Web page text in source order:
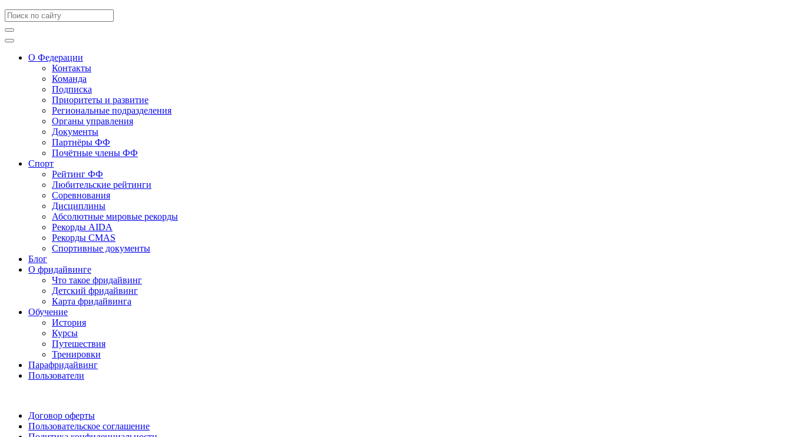
О Федерации
Контакты
Команда
Подписка
Приоритеты и развитие
Региональные подразделения
Органы управления
Документы
Партнёры ФФ
Почётные члены ФФ
Спорт
Рейтинг ФФ
Любительские рейтинги
Соревнования
Дисциплины
Абсолютные мировые рекорды
Рекорды AIDA
Рекорды CMAS
Спортивные документы
Блог
О фридайвинге
Что такое фридайвинг
Детский фридайвинг
Карта фридайвинга
Обучение
История
Курсы
Путешествия
Тренировки
Парафридайвинг
Пользователи
Договор оферты
Пользовательское соглашение